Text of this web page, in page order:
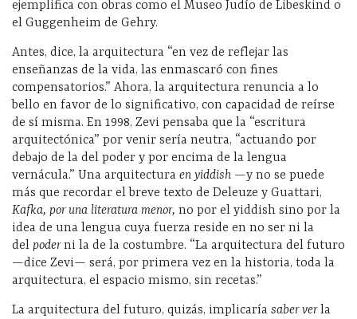
ejemplifica con obras como el Museo Judío de Libeskind o
el Guggenheim de Gehry.
Antes, dice, la arquitectura “en vez de reflejar las
enseñanzas de la vida, las enmascaró con fines
compensatorios.” Ahora, la arquitectura renuncia a lo
bello en favor de lo significativo, con capacidad de reírse
de sí misma. En 1998, Zevi pensaba que la “escritura
arquitectónica” por venir sería neutra, “actuando por
debajo de la del poder y por encima de la lengua
vernácula.” Una arquitectura en yiddish —y no se puede
más que recordar el breve texto de Deleuze y Guattari,
Kafka, por una literatura menor, no por el yiddish sino por la
idea de una lengua cuya fuerza reside en no ser ni la
del poderni la de la costumbre. “La arquitectura del futuro
—dice Zevi— será, por primera vez en la historia, toda la
arquitectura, el espacio mismo, sin recetas.”
La arquitectura del futuro, quizás, implicaría saber verla